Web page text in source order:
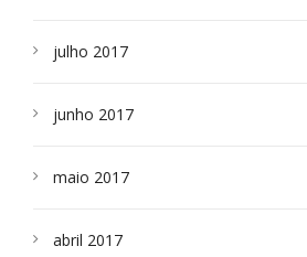
julho 2017
junho 2017
maio 2017
abril 2017